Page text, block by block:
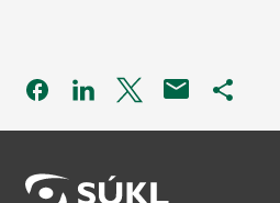
Odkaz se otevře na nové
Odkaz se otevře na
Odkaz se